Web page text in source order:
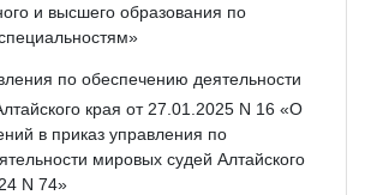
и высшего образования по
по обеспечению деятельности
края от 27.01.2025 N 16 «О
в приказ управления по
мировых судей Алтайского
N 74»